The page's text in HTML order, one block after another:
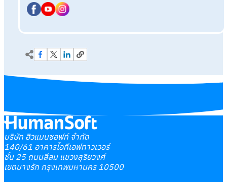
บริษัท ฮิวแมนซอฟท์ จำกัด
140/61 อาคารไอทีเอฟทาวเวอร์
ชั้น 25 ถนนสีลม แขวงสุริยวงศ์
เขตบางรัก กรุงเทพมหานคร 10500